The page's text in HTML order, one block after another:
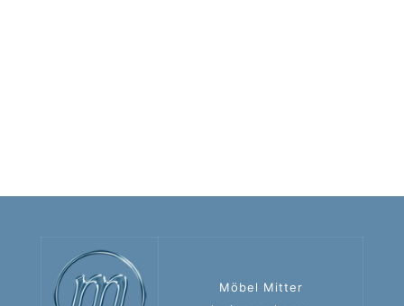
Möbel Mitter